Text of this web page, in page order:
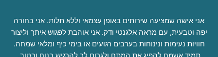
אני אישה שמציעה שירותים באופן עצמאי וללא תלות. אני בחורה
יפה וטבעית, עם מראה אלגנטי ודק. אני אוהבת לפגוש איתך וליצור
חוויות נעימות ונינוחות בערבים רגועים או בימי כיף ומלאי שמחה.